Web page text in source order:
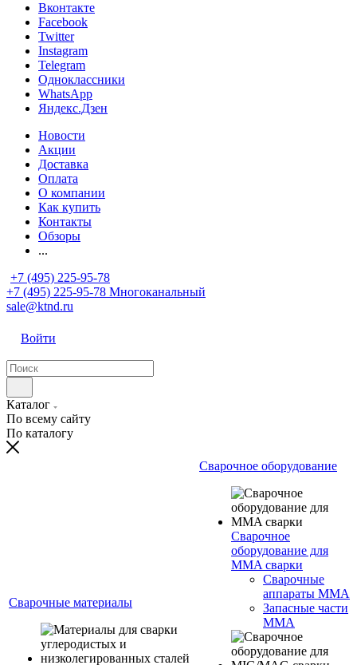
Вконтакте
Facebook
Twitter
Instagram
Telegram
Одноклассники
WhatsApp
Яндекс.Дзен
Новости
Акции
Доставка
Оплата
О компании
Как купить
Контакты
Обзоры
...
+7 (495) 225-95-78
+7 (495) 225-95-78 Многоканальный
sale@ktnd.ru
Войти
Каталог
По всему сайту
По каталогу
Сварочные материалы
Сварочное оборудование
Сварочное
оборудование для
MMA сварки
Сварочные
аппараты MMA
Запасные части
MMA